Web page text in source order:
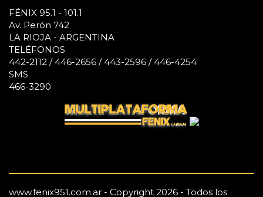
FÉNIX 95.1 - 101.1
Av. Perón 742
LA RIOJA - ARGENTINA
TELÉFONOS
442-2112 / 446-2656 / 443-2596 / 446-4254
SMS
466-3290
www.fenix951.com.ar - Copyright 2026 - Todos los